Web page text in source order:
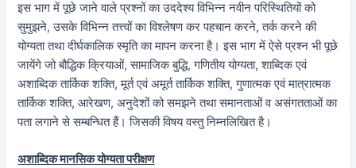
इस भाग में पूछे जाने वाले प्रश्नों का उददेश्य विभिन्न नवीन परिस्थितियों को
सुमुझने, उसके विभिन्न तत्त्वों का विश्लेषण कर पहचान करने, तर्क करने की
योग्यता तथा दीर्घकालिक स्मृति का मापन करना है। इस भाग में ऐसे प्रश्न भी पूछे
जायेंगे जो बौद्धिक क्रियाओं, सामाजिक बुद्धि, गणितीय योग्यता, शाब्दिक एवं
अशाब्दिक तार्किक शक्ति, मूर्त एवं अमूर्त तार्किक शक्ति, गुणात्मक एवं मात्रात्मक
तार्किक शक्ति, आरेखण, अनुदेशों को समझने तथा समानताओं व असंगतताओं का
पता लगाने से सम्बन्धित हैं। जिसकी विषय वस्तु निम्नलिखित है।
अशाब्दिक मानसिक योग्यता परीक्षण